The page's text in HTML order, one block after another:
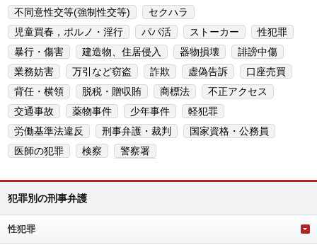
不同意性交等(強制性交等)
セクハラ
児童買春，ポルノ・淫行
パパ活 ストーカー
性犯罪
暴行・傷害
建造物、住居侵入 器物損壊
誹謗中傷
業務妨害
万引など窃盗 詐欺 虚偽告訴
口座売買
背任・横領
脱税・贈収賄 商標法
不正アクセス
交通事故
薬物事件 少年事件
軽犯罪
労働基準法違反
刑事弁護・裁判
国家資格・公務員
医師の犯罪
検察 警察署
犯罪別の刑事弁護
性犯罪